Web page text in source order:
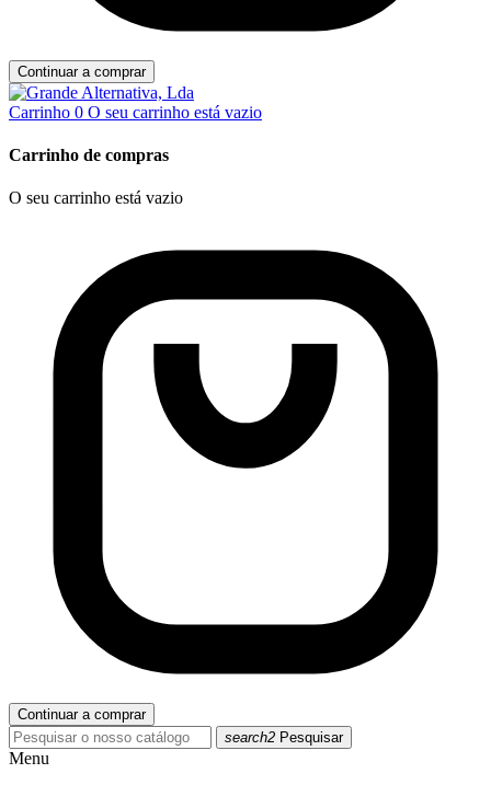
Continuar a comprar
Carrinho 0 O seu carrinho está vazio
Carrinho de compras
O seu carrinho está vazio
Continuar a comprar
search2 Pesquisar
Menu